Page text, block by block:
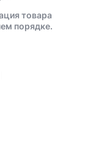
товара
порядке.